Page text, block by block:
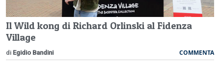
Il Wild kong di Richard Orlinski al Fidenza
Village
di Egidio Bandini COMMENTA